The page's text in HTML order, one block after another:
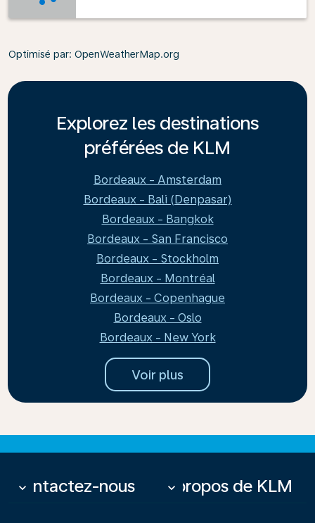
Optimisé par: OpenWeatherMap.org
Explorez les destinations
préférées de KLM
Bordeaux - Amsterdam
Bordeaux - Bali (Denpasar)
Bordeaux - Bangkok
Bordeaux - San Francisco
Bordeaux - Stockholm
Bordeaux - Montréal
Bordeaux - Copenhague
Bordeaux - Oslo
Bordeaux - New York
Voir plus
Contactez-nous
keyboard_arrow_down À propos de KLM
keyboard_arrow_down